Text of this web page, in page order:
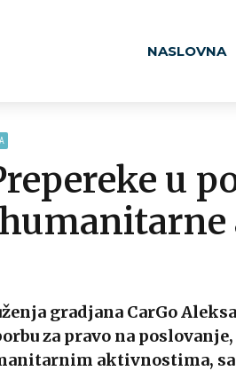
NASLOVNA
u
gradjana CarGo
za pravo na
aktivnostima,